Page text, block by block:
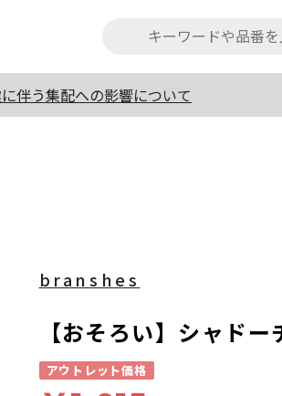
伴う集配への影響について
branshes
【おそろい】シャド
アウトレット価格